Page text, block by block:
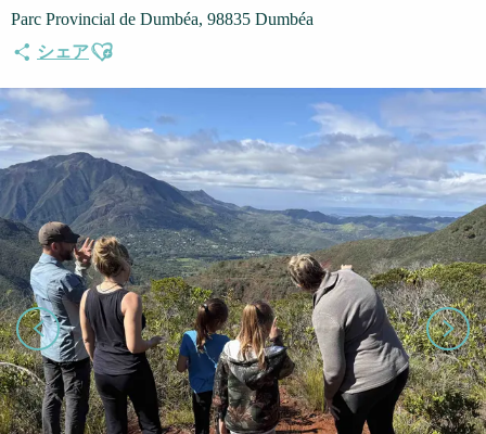
Parc Provincial de Dumbéa, 98835 Dumbéa
シェアAjouter aux favoris